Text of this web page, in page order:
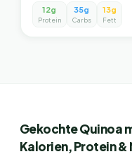
12g
Protein
35g
Carbs
13g
Fett
Gekochte Quinoa
Kalorien, Protein